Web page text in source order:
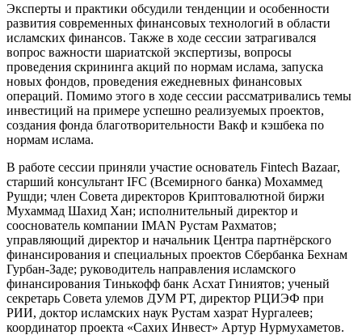
Эксперты и практики обсудили тенденции и особенности
развития современных финансовых технологий в области
исламских финансов. Также в ходе сессии затрагивался
вопрос важности шариатской экспертизы, вопросы
проведения скрининга акций по нормам ислама, запуска
новых фондов, проведения ежедневных финансовых
операций. Помимо этого в ходе сессии рассматривались темы
инвестиций на примере успешно реализуемых проектов,
создания фонда благотворительности Вакф и кэшбека по
нормам ислама.
В работе сессии приняли участие основатель Fintech Ваzааг,
старший консультант IFС (Всемирного банка) Мохаммед
Рушди; член Совета директоров Криптовалютной биржи
Мухаммад Шахид Хан; исполнительный директор и
сооснователь компании IMAN Рустам Рахматов;
управляющий директор и начальник Центра партнёрского
финансирования и специальных проектов Сбербанка Бехнам
Гурбан-Заде; руководитель направления исламского
финансирования Тинькофф банк Асхат Гиниятов; ученый
секретарь Совета улемов ДУМ РТ, директор РЦИЭФ при
РИИ, доктор исламских наук Рустам хазрат Нургалеев;
координатор проекта «Сахих Инвест» Артур Нурмухаметов.